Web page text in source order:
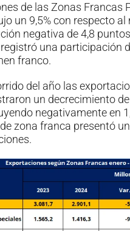
de las Zonas Francas
un 9,5% con respecto
negativa de 4,8
una participación
franco.
del año las
un decrecimiento
negativamente en
zona franca presentó